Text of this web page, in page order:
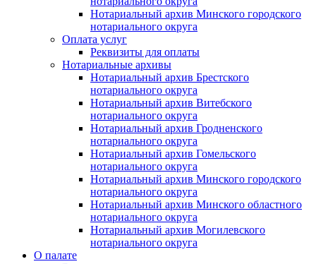
Нотариальный архив Минского городского
нотариального округа
Оплата услуг
Реквизиты для оплаты
Нотариальные архивы
Нотариальный архив Брестского
нотариального округа
Нотариальный архив Витебского
нотариального округа
Нотариальный архив Гродненского
нотариального округа
Нотариальный архив Гомельского
нотариального округа
Нотариальный архив Минского городского
нотариального округа
Нотариальный архив Минского областного
нотариального округа
Нотариальный архив Могилевского
нотариального округа
О палате